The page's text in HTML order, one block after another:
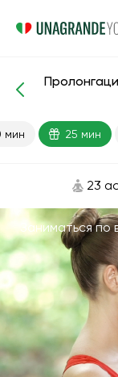
мин 25 мин
23
Заниматься по